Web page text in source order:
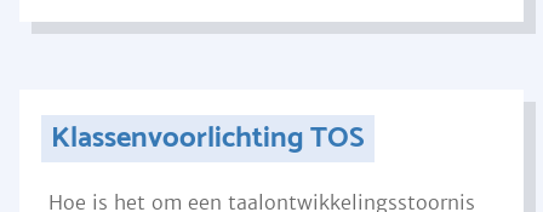
Klassenvoorlichting TOS
Hoe is het om een taalontwikkelingsstoornis